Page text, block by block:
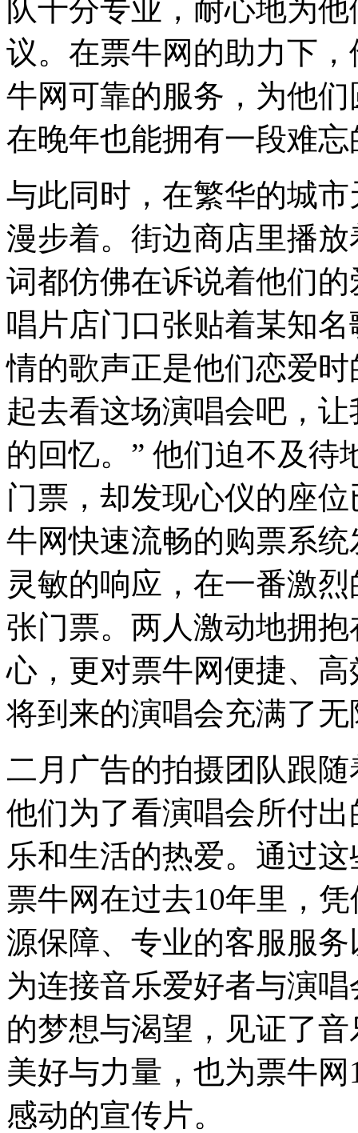
队十分专业，耐心地为
议。在票牛网的助力下
牛网可靠的服务，为他
在晚年也能拥有一段难
与此同时，在繁华的城
漫步着。街边商店里播
词都仿佛在诉说着他们
唱片店门口张贴着某知
情的歌声正是他们恋爱
起去看这场演唱会吧，
的回忆。” 他们迫不及待
门票，却发现心仪的座
牛网快速流畅的购票系
灵敏的响应，在一番激
张门票。两人激动地拥
心，更对票牛网便捷、
将到来的演唱会充满了
二月广告的拍摄团队跟
他们为了看演唱会所付
乐和生活的热爱。通过
票牛网在过去10年里，
源保障、专业的客服服
为连接音乐爱好者与演
的梦想与渴望，见证了
美好与力量，也为票牛
感动的宣传片。